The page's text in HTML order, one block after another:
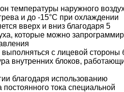
температуры наружного
и до -15°С при охлаждении
вверх и вниз благодаря 5
которые можно
с лицевой стороны
внутренних блоков,
благодаря использованию
постоянного тока специальной